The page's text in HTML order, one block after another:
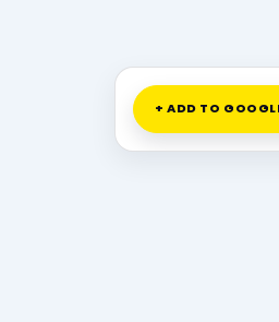
+ ADD TO